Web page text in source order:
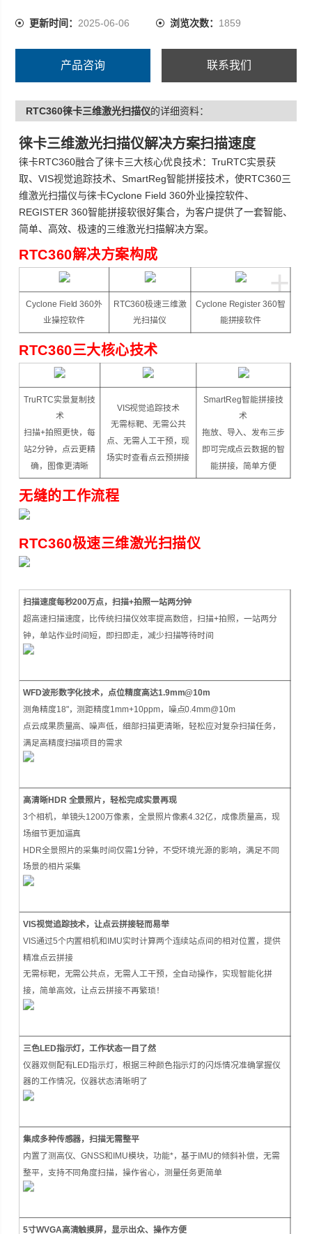
更新时间： 2025-06-06 浏览次数： 1859
产品咨询 联系我们
RTC360徕卡三维激光扫描仪的详细资料：
徕卡三维激光扫描仪解决方案扫描速度
徕卡RTC360融合了徕卡三大核心优良技术：TruRTC实景获
取、VIS视觉追踪技术、SmartReg智能拼接技术，使RTC360三
维激光扫描仪与徕卡Cyclone Field 360外业操控软件、
REGISTER 360智能拼接软很好集合，为客户提供了一套智能、
简单、高效、极速的三维激光扫描解决方案。
RTC360解决方案构成
+
Cyclone Field 360外
业操控软件
RTC360极速三维激
光扫描仪
Cyclone Register 360智
能拼接软件
RTC360三大核心技术
TruRTC实景复制技
术
扫描+拍照更快，每
站2分钟，点云更精
确，图像更清晰
VIS视觉追踪技术
无需标靶、无需公共
点、无需人工干预，现
场实时查看点云预拼接
SmartReg智能拼接技
术
拖放、导入、发布三步
即可完成点云数据的智
能拼接，简单方便
无缝的工作流程
RTC360极速三维激光扫描仪
扫描速度每秒200万点，扫描+拍照一站两分钟
超高速扫描速度，比传统扫描仪效率提高数倍，扫描+拍照，一站两分
钟，单站作业时间短，即扫即走，减少扫描等待时间
WFD波形数字化技术，点位精度高达1.9mm@10m
测角精度18"，测距精度1mm+10ppm，噪点0.4mm@10m
点云成果质量高、噪声低，细部扫描更清晰，轻松应对复杂扫描任务，
满足高精度扫描项目的需求
高清晰HDR 全景照片，轻松完成实景再现
3个相机，单镜头1200万像素，全景照片像素4.32亿，成像质量高，现
场细节更加逼真
HDR全景照片的采集时间仅需1分钟，不受环境光源的影响，满足不同
场景的相片采集
VIS视觉追踪技术，让点云拼接轻而易举
VIS通过5个内置相机和IMU实时计算两个连续站点间的相对位置，提供
精准点云拼接
无需标靶，无需公共点，无需人工干预，全自动操作，实现智能化拼
接，简单高效，让点云拼接不再繁琐！
三色LED指示灯，工作状态一目了然
仪器双侧配有LED指示灯，根据三种颜色指示灯的闪烁情况准确掌握仪
器的工作情况，仪器状态清晰明了
集成多种传感器，扫描无需整平
内置了测高仪、GNSS和IMU模块，功能*，基于IMU的倾斜补偿，无需
整平，支持不同角度扫描，操作省心，测量任务更简单
5寸WVGA高清触摸屏，显示出众、操作方便